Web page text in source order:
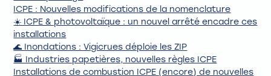
ICPE : Nouvelles modifications de la nomenclature
☀️ ICPE & photovoltaïque : un nouvel arrêté encadre ces
installations
🌊 Inondations : Vigicrues déploie les ZIP
🏭 Industries papetières, nouvelles règles ICPE
Installations de combustion ICPE (encore) de nouvelles